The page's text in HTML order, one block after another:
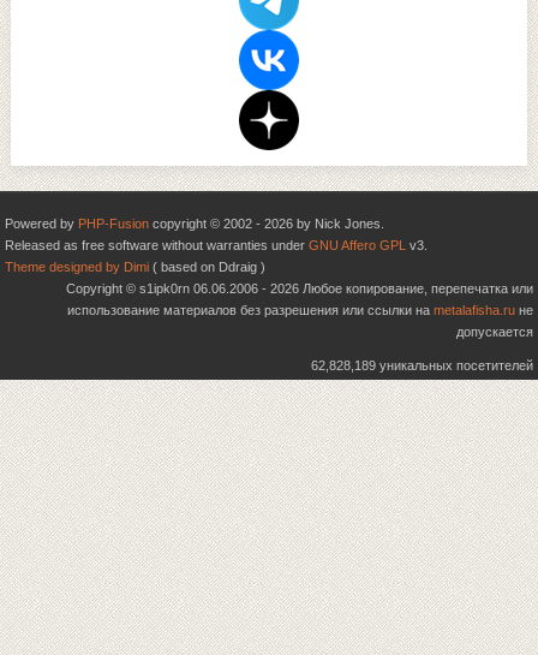
Powered by PHP-Fusion copyright © 2002 - 2026 by Nick Jones.
Released as free software without warranties under GNU Affero GPL v3.
Theme designed by Dimi ( based on Ddraig )
Copyright © s1ipk0rn 06.06.2006 - 2026 Любое копирование, перепечатка или
использование материалов без разрешения или ссылки на metalafisha.ru не
допускается
62,828,189 уникальных посетителей